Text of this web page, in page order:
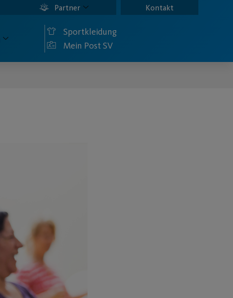
Partner Kontakt
Sportkleidung
Mein Post SV